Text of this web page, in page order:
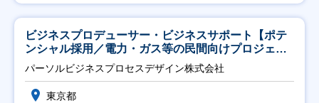
ビジネスプロデューサー・ビジネスサポート【ポテ
ンシャル採用／電力・ガス等の民間向けプロジェク
ト推進】
パーソルビジネスプロセスデザイン株式会社
東京都